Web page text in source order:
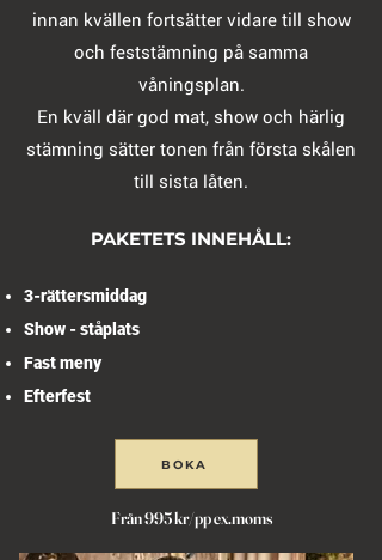
innan kvällen fortsätter vidare till show
och feststämning på samma
våningsplan.
En kväll där god mat, show och härlig
stämning sätter tonen från första skålen
till sista låten.
PAKETETS INNEHÅLL:
3-rättersmiddag
Show - ståplats
Fast meny
Efterfest
BOKA
Från 995 kr/pp ex.moms